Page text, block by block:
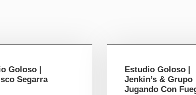
Goloso |
Segarra
Estudio Goloso |
Jenkin’s & Grupo
Jugando Con